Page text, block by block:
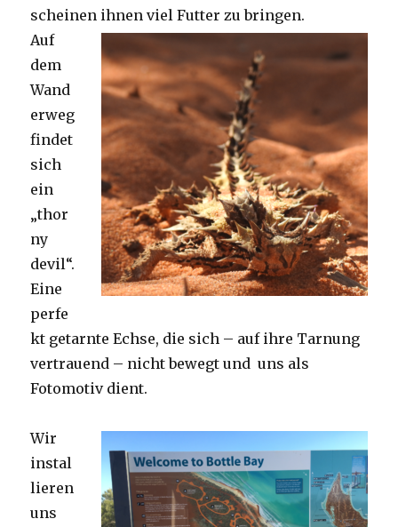
scheinen ihnen viel Futter zu bringen.
Auf
dem
Wand
erweg
findet
sich
ein
„thor
ny
devil“.
Eine
perfe
kt getarnte Echse, die sich – auf ihre Tarnung
vertrauend – nicht bewegt und uns als
Fotomotiv dient.
Wir
instal
lieren
uns